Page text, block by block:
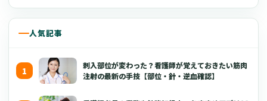
人気記事
刺入部位が変わった？看護師が覚えておきたい筋肉
注射の最新の手技【部位・針・逆血確認】